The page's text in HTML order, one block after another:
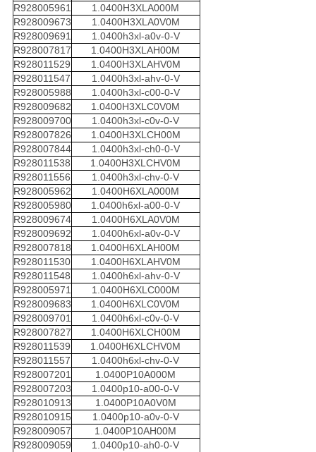
R928005961
1.0400H3XLA000M
R928009673
1.0400H3XLA0V0M
R928009691
1.0400h3xl-a0v-0-V
R928007817
1.0400H3XLAH00M
R928011529
1.0400H3XLAHV0M
R928011547
1.0400h3xl-ahv-0-V
R928005988
1.0400h3xl-c00-0-V
R928009682
1.0400H3XLC0V0M
R928009700
1.0400h3xl-c0v-0-V
R928007826
1.0400H3XLCH00M
R928007844
1.0400h3xl-ch0-0-V
R928011538
1.0400H3XLCHV0M
R928011556
1.0400h3xl-chv-0-V
R928005962
1.0400H6XLA000M
R928005980
1.0400h6xl-a00-0-V
R928009674
1.0400H6XLA0V0M
R928009692
1.0400h6xl-a0v-0-V
R928007818
1.0400H6XLAH00M
R928011530
1.0400H6XLAHV0M
R928011548
1.0400h6xl-ahv-0-V
R928005971
1.0400H6XLC000M
R928009683
1.0400H6XLC0V0M
R928009701
1.0400h6xl-c0v-0-V
R928007827
1.0400H6XLCH00M
R928011539
1.0400H6XLCHV0M
R928011557
1.0400h6xl-chv-0-V
R928007201
1.0400P10A000M
R928007203
1.0400p10-a00-0-V
R928010913
1.0400P10A0V0M
R928010915
1.0400p10-a0v-0-V
R928009057
1.0400P10AH00M
R928009059
1.0400p10-ah0-0-V